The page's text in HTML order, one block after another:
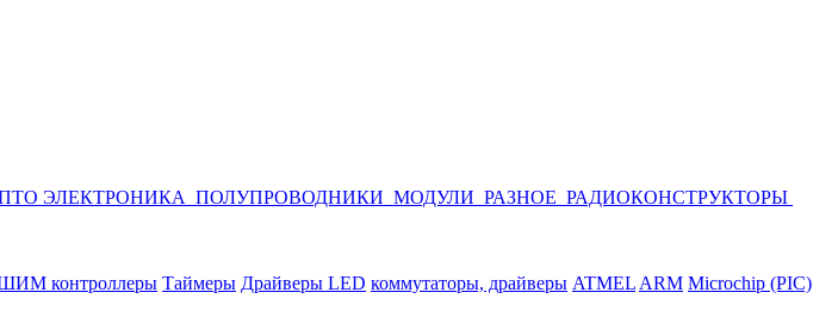
ЭЛЕКТРОНИКА ПОЛУПРОВОДНИКИ МОДУЛИ РАЗНОЕ РАДИОКОНСТРУКТОРЫ
контроллеры Таймеры Драйверы LED коммутаторы, драйверы ATMEL ARM Microchip (PIC)